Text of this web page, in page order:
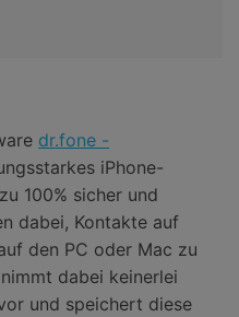
dr.fone -
iPhone-
100% sicher und
dabei, Kontakte auf
den PC oder Mac zu
dabei keinerlei
und speichert diese